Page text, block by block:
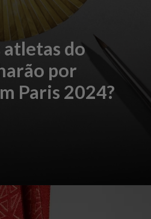
do
por
Paris 2024?